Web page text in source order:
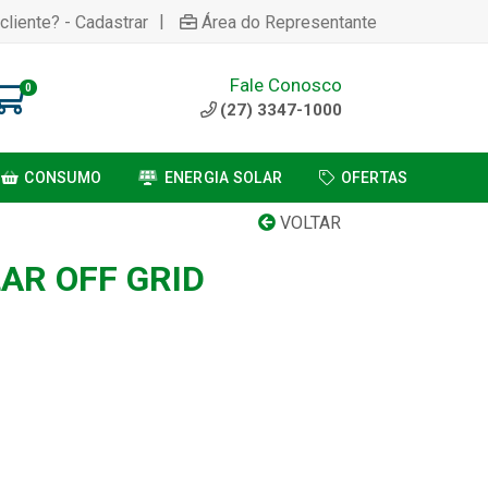
- Cadastrar | Área do Representante
0 Fale Conosco
(27) 3347-1000
CONSUMO ENERGIA SOLAR OFERTAS
VOLTAR
OFF GRID